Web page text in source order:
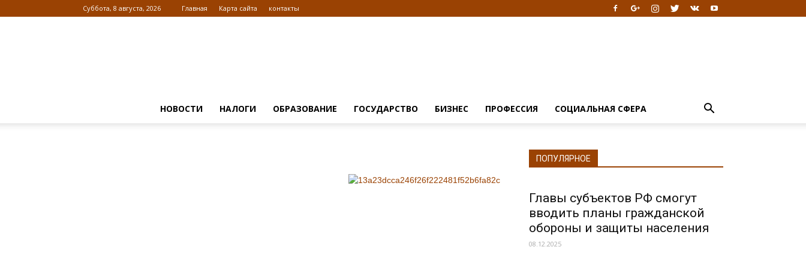
Суббота, 8 августа, 2026 Главная Карта сайта контакты
НОВОСТИ НАЛОГИ ОБРАЗОВАНИЕ ГОСУДАРСТВО БИЗНЕС ПРОФЕССИЯ СОЦИАЛЬНАЯ СФЕРА
ПОПУЛЯРНОЕ
Главы субъектов РФ смогут
вводить планы гражданской
обороны и защиты населения
08.12.2025